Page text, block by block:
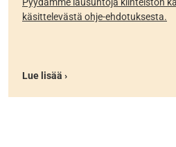
käsittelevästä ohje-ehdotuksesta.
Lue lisää ›